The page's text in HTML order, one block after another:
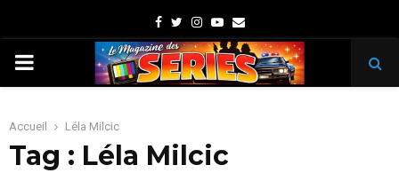
Facebook
TwitterInstagram
Youtube
Email
PRIMARY
Accueil Léla Milcic
Tag : Léla Milcic